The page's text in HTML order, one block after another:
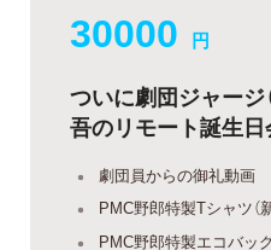
30000 円
ついに劇団ジャージ
吾のリモート誕生日
劇団員からの御礼動画
PMC野郎特製Tシャツ（
PMC野郎特製エコバッ